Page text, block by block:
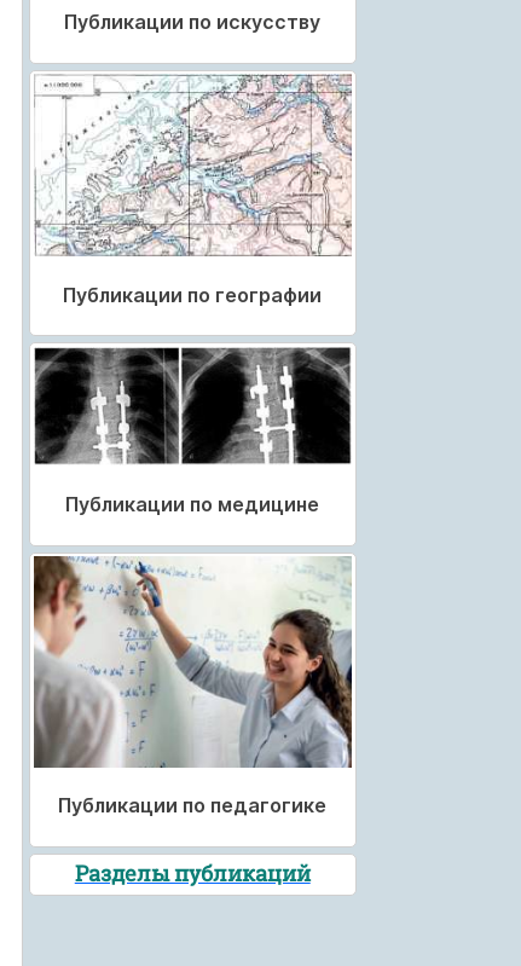
Публикации по искусству
Публикации по географии
Публикации по медицине
Публикации по педагогике
Разделы публикаций